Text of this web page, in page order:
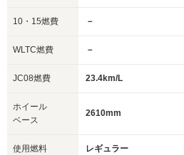
10・15燃費 －
WLTC燃費 －
JC08燃費 23.4km/L
ホイール
ベース
2610mm
使用燃料 レギュラー